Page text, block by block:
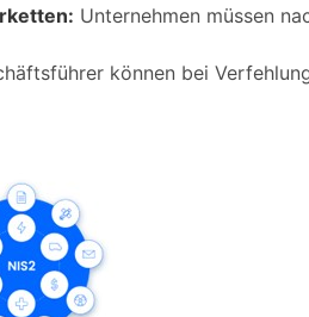
Unternehmen müssen
können bei